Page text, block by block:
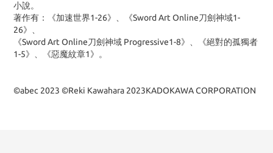
小說。
著作有：《加速世界1-26》、《Sword Art Online刀劍神域1-
26》、
《Sword Art Online刀劍神域 Progressive1-8》、《絕對的孤獨者
1-5》、《惡魔紋章1》。
©abec 2023 ©Reki Kawahara 2023KADOKAWA CORPORATION